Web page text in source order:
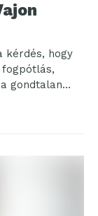
kérdés, hogy
gondtalan